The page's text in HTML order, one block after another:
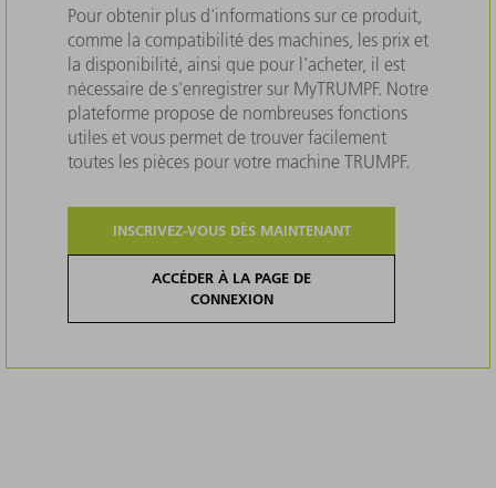
Pour obtenir plus d'informations sur ce produit,
comme la compatibilité des machines, les prix et
la disponibilité, ainsi que pour l'acheter, il est
nécessaire de s'enregistrer sur MyTRUMPF. Notre
plateforme propose de nombreuses fonctions
utiles et vous permet de trouver facilement
toutes les pièces pour votre machine TRUMPF.
INSCRIVEZ-VOUS DÈS MAINTENANT
ACCÉDER À LA PAGE DE
CONNEXION